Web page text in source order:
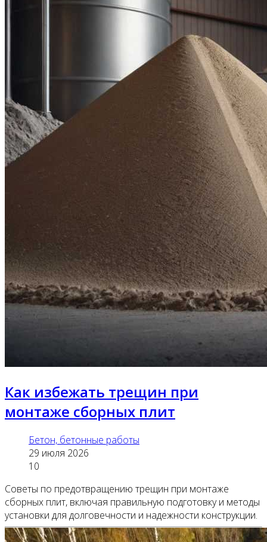
Как избежать трещин при
монтаже сборных плит
Бетон, бетонные работы
29 июля 2026
10
Советы по предотвращению трещин при монтаже
сборных плит, включая правильную подготовку и методы
установки для долговечности и надежности конструкции.